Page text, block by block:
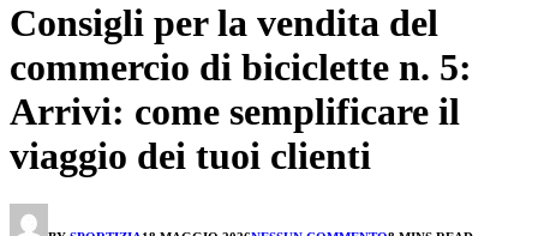
Consigli per la vendita del
commercio di biciclette n. 5:
Arrivi: come semplificare il
viaggio dei tuoi clienti